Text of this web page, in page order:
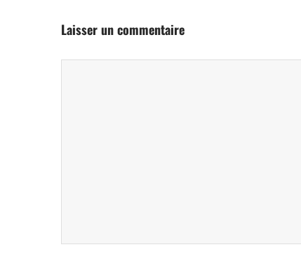
Laisser un commentaire